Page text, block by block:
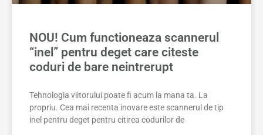
NOU! Cum functioneaza scannerul
“inel” pentru deget care citeste
coduri de bare neintrerupt
Tehnologia viitorului poate fi acum la mana ta. La
propriu. Cea mai recenta inovare este scannerul de tip
inel pentru deget pentru citirea codurilor de